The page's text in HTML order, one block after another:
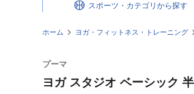
スポーツ・カテゴリ
ホーム ヨガ・フィットネス・トレーニング
プーマ
ヨガ スタジオ ベーシック